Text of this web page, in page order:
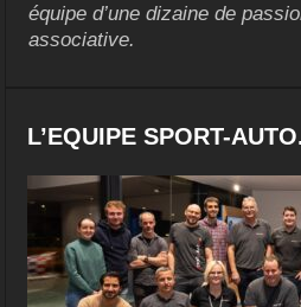
équipe d’une dizaine de
associative.
L’EQUIPE SPORT-